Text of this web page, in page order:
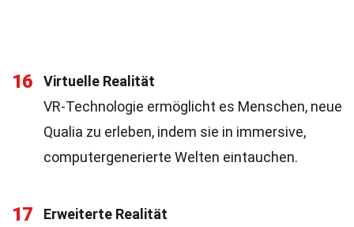
16
Virtuelle Realität
VR-Technologie ermöglicht es Menschen, neue
Qualia zu erleben, indem sie in immersive,
computergenerierte Welten eintauchen.
17
Erweiterte Realität